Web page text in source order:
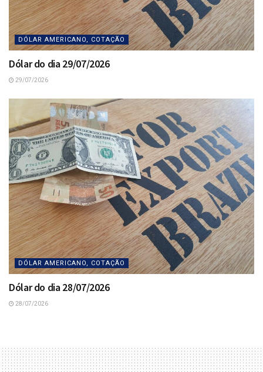
DÓLAR AMERICANO, COTAÇÃO
Dólar do dia 29/07/2026
29/07/2026
DÓLAR AMERICANO, COTAÇÃO
Dólar do dia 28/07/2026
28/07/2026